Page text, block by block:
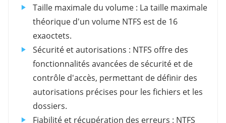
Taille maximale du volume : La taille maximale
théorique d'un volume NTFS est de 16
exaoctets.
Sécurité et autorisations : NTFS offre des
fonctionnalités avancées de sécurité et de
contrôle d'accès, permettant de définir des
autorisations précises pour les fichiers et les
dossiers.
Fiabilité et récupération des erreurs : NTFS